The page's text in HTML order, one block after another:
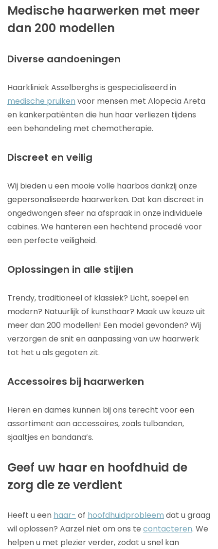
Medische haarwerken met meer
dan 200 modellen
Diverse aandoeningen
Haarkliniek Asselberghs is gespecialiseerd in
medische pruiken voor mensen met Alopecia Areta
en kankerpatiënten die hun haar verliezen tijdens
een behandeling met chemotherapie.
Discreet en veilig
Wij bieden u een mooie volle haarbos dankzij onze
gepersonaliseerde haarwerken. Dat kan discreet in
ongedwongen sfeer na afspraak in onze individuele
cabines. We hanteren een hechtend procedé voor
een perfecte veiligheid.
Oplossingen in alle stijlen
Trendy, traditioneel of klassiek? Licht, soepel en
modern? Natuurlijk of kunsthaar? Maak uw keuze uit
meer dan 200 modellen! Een model gevonden? Wij
verzorgen de snit en aanpassing van uw haarwerk
tot het u als gegoten zit.
Accessoires bij haarwerken
Heren en dames kunnen bij ons terecht voor een
assortiment aan accessoires, zoals tulbanden,
sjaaltjes en bandana’s.
Geef uw haar en hoofdhuid de
zorg die ze verdient
Heeft u een haar- of hoofdhuidprobleem dat u graag
wil oplossen? Aarzel niet om ons te contacteren. We
helpen u met plezier verder, zodat u snel kan